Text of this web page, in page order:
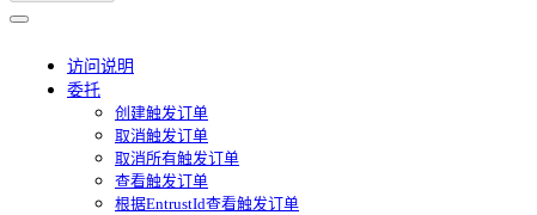
访问说明
委托
创建触发订单
取消触发订单
取消所有触发订单
查看触发订单
根据EntrustId查看触发订单